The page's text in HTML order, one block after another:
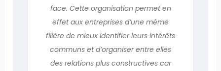
face. Cette organisation permet en
effet aux entreprises d’une même
filière de mieux identifier leurs intérêts
communs et d’organiser entre elles
des relations plus constructives car